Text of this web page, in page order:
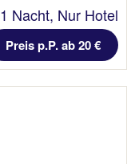
1 Nacht, Nur Hotel
Preis p.P. ab 20 €